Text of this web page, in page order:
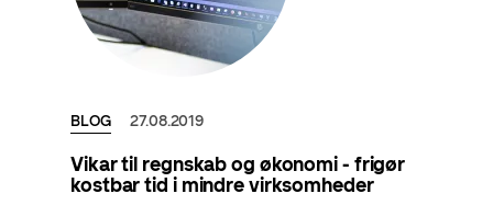
BLOG 27.08.2019
Vikar til regnskab og økonomi - frigør
kostbar tid i mindre virksomheder